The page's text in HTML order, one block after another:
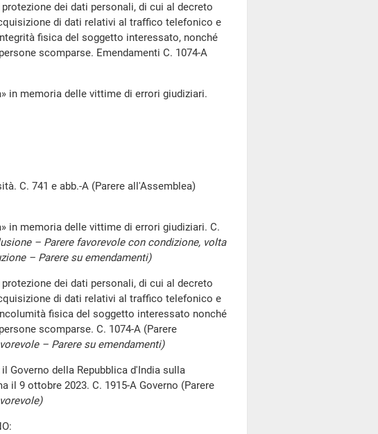
dei dati personali, di cui al decreto
di dati relativi al traffico telefonico e
fisica del soggetto interessato, nonché
scomparse. Emendamenti C. 1074-A
in memoria delle vittime di errori giudiziari.
C. 741 e abb.-A (Parere all'Assemblea)
in memoria delle vittime di errori giudiziari. C.
– Parere favorevole con condizione, volta
– Parere su emendamenti)
dei dati personali, di cui al decreto
di dati relativi al traffico telefonico e
fisica del soggetto interessato nonché
scomparse. C. 1074-A (Parere
– Parere su emendamenti)
Governo della Repubblica d'India sulla
il 9 ottobre 2023. C. 1915-A Governo (Parere